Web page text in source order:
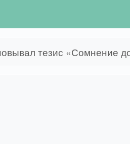
тезис «Сомнение